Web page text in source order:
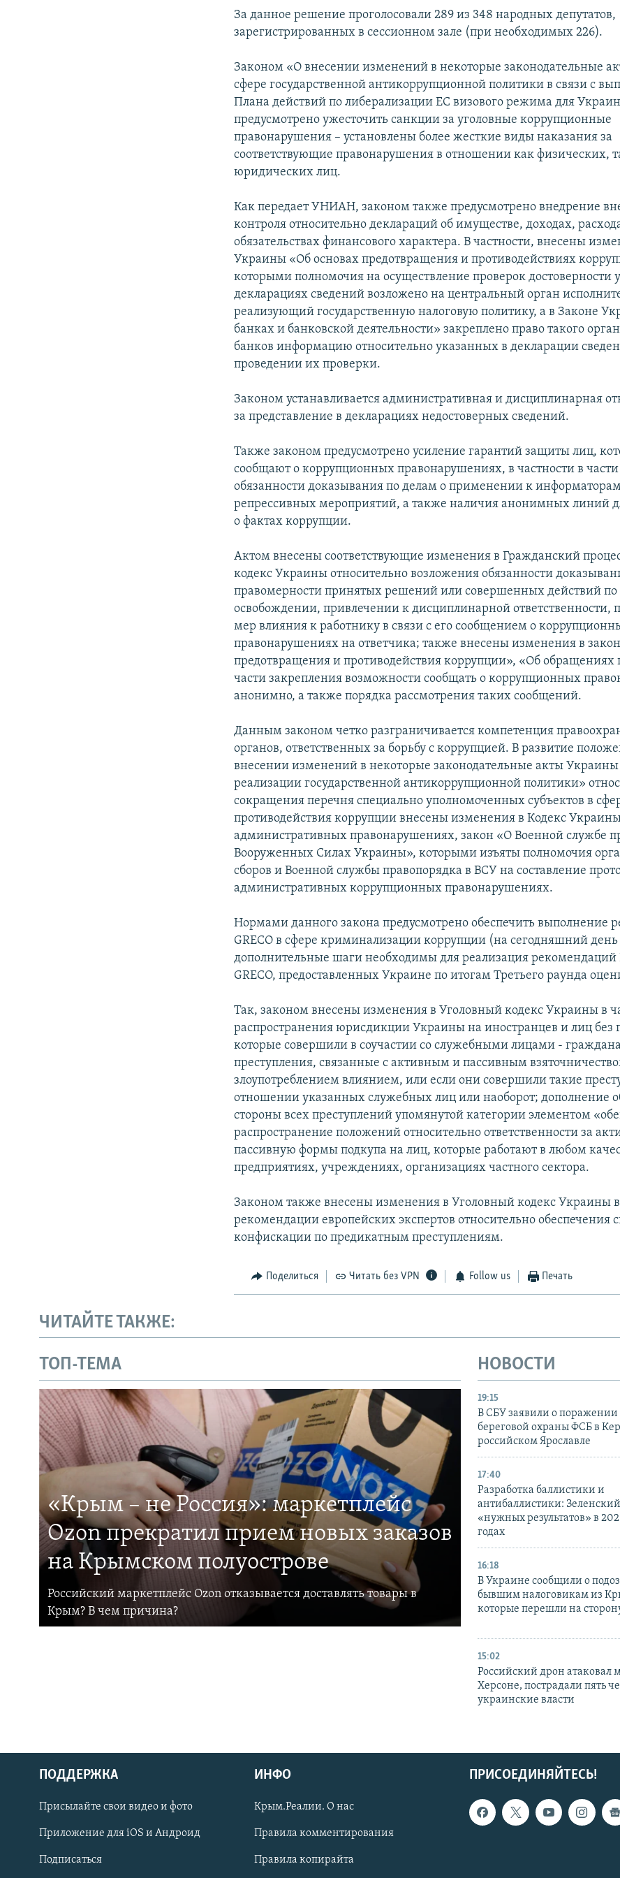
Українською
Qırımtatar
ПРИСОЕДИНЯЙТЕСЬ!
За данное решение проголосовали 289 из 348 народных депутатов,
зарегистрированных в сессионном зале (при необходимых 226).
Законом «О внесении изменений в некоторые законодательные
сфере государственной антикоррупционной политики в связи с
Плана действий по либерализации ЕС визового режима для
предусмотрено ужесточить санкции за уголовные коррупционные
правонарушения – установлены более жесткие виды наказания за
соответствующие правонарушения в отношении как физических,
юридических лиц.
Как передает УНИАН, законом также предусмотрено внедрение
контроля относительно деклараций об имуществе, доходах,
обязательствах финансового характера. В частности, внесены
Украины «Об основах предотвращения и противодействиях
которыми полномочия на осуществление проверок достоверности
декларациях сведений возложено на центральный орган
реализующий государственную налоговую политику, а в Законе
банках и банковской деятельности» закреплено право такого
банков информацию относительно указанных в декларации
проведении их проверки.
Законом устанавливается административная и дисциплинарная
за представление в декларациях недостоверных сведений.
Также законом предусмотрено усиление гарантий защиты лиц,
сообщают о коррупционных правонарушениях, в частности в
обязанности доказывания по делам о применении к
репрессивных мероприятий, а также наличия анонимных линий
о фактах коррупции.
Актом внесены соответствующие изменения в Гражданский
кодекс Украины относительно возложения обязанности
правомерности принятых решений или совершенных действий по
освобождении, привлечении к дисциплинарной ответственности,
мер влияния к работнику в связи с его сообщением о
правонарушениях на ответчика; также внесены изменения в
предотвращения и противодействия коррупции», «Об обращениях
части закрепления возможности сообщать о коррупционных
анонимно, а также порядка рассмотрения таких сообщений.
Данным законом четко разграничивается компетенция
органов, ответственных за борьбу с коррупцией. В развитие
внесении изменений в некоторые законодательные акты Украины
реализации государственной антикоррупционной политики»
сокращения перечня специально уполномоченных субъектов в
противодействия коррупции внесены изменения в Кодекс
административных правонарушениях, закон «О Военной службе
Вооруженных Силах Украины», которыми изъяты полномочия
сборов и Военной службы правопорядка в ВСУ на составление
административных коррупционных правонарушениях.
Нормами данного закона предусмотрено обеспечить выполнение
GRECO в сфере криминализации коррупции (на сегодняшний день
дополнительные шаги необходимы для реализация рекомендаций
GRECO, предоставленных Украине по итогам Третьего раунда
Так, законом внесены изменения в Уголовный кодекс Украины в
распространения юрисдикции Украины на иностранцев и лиц без
которые совершили в соучастии со служебными лицами -
преступления, связанные с активным и пассивным
злоупотреблением влиянием, или если они совершили такие
отношении указанных служебных лиц или наоборот; дополнение
стороны всех преступлений упомянутой категории элементом
распространение положений относительно ответственности за
пассивную формы подкупа на лиц, которые работают в любом
предприятиях, учреждениях, организациях частного сектора.
Законом также внесены изменения в Уголовный кодекс Украины
рекомендации европейских экспертов относительно обеспечения
конфискации по предикатным преступлениям.
Поделиться Читать без VPN Follow us Печать
ЧИТАЙТЕ ТАКЖЕ:
ТОП-ТЕМА
«Крым – не Россия»: маркетплейс
Ozon прекратил прием новых заказов
на Крымском полуострове
Российский маркетплейс Ozon отказывается доставлять товары в
Крым? В чем причина?
НОВОСТИ
19:15
В СБУ заявили о поражении
береговой охраны ФСБ в
российском Ярославле
17:40
Разработка баллистики и
антибаллистики:
«нужных результатов» в
годах
16:18
В Украине сообщили о
бывшим налоговикам из
которые перешли на
15:02
Российский дрон атаковал
Херсоне, пострадали пять
украинские власти
ПРИСОЕДИНЯЙТЕСЬ!
ПОДДЕРЖКА
Присылайте свои видео и фото
Приложение для iOS и Андроид
Подписаться
ИНФО
Крым.Реалии. О нас
Правила комментирования
Правила копирайта